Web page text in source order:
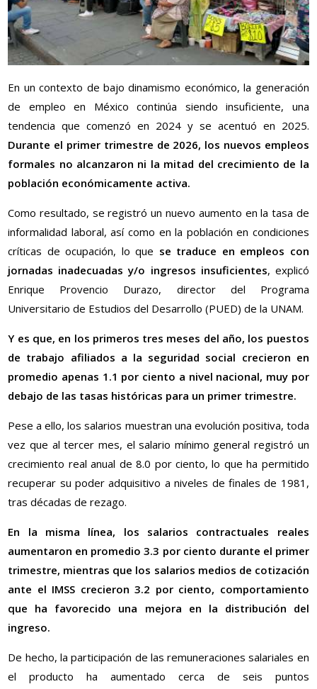
En un contexto de bajo dinamismo económico, la generación
de empleo en México continúa siendo insuficiente, una
tendencia que comenzó en 2024 y se acentuó en 2025.
Durante el primer trimestre de 2026, los nuevos empleos
formales no alcanzaron ni la mitad del crecimiento de la
población económicamente activa.
Como resultado, se registró un nuevo aumento en la tasa de
informalidad laboral, así como en la población en condiciones
críticas de ocupación, lo que se traduce en empleos con
jornadas inadecuadas y/o ingresos insuficientes, explicó
Enrique Provencio Durazo, director del Programa
Universitario de Estudios del Desarrollo (PUED) de la UNAM.
Y es que, en los primeros tres meses del año, los puestos
de trabajo afiliados a la seguridad social crecieron en
promedio apenas 1.1 por ciento a nivel nacional, muy por
debajo de las tasas históricas para un primer trimestre.
Pese a ello, los salarios muestran una evolución positiva, toda
vez que al tercer mes, el salario mínimo general registró un
crecimiento real anual de 8.0 por ciento, lo que ha permitido
recuperar su poder adquisitivo a niveles de finales de 1981,
tras décadas de rezago.
En la misma línea, los salarios contractuales reales
aumentaron en promedio 3.3 por ciento durante el primer
trimestre, mientras que los salarios medios de cotización
ante el IMSS crecieron 3.2 por ciento, comportamiento
que ha favorecido una mejora en la distribución del
ingreso.
De hecho, la participación de las remuneraciones salariales en
el producto ha aumentado cerca de seis puntos